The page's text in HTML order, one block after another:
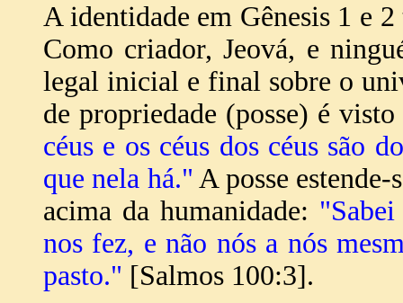
A identidade em Gênesis 1 e
Como criador, Jeová, e
legal inicial e final sobre o
de propriedade (posse) é
céus e os céus dos céus são
que nela há." A posse estende-
acima da humanidade:
nos fez, e não nós a nós
pasto." [Salmos 100:3].